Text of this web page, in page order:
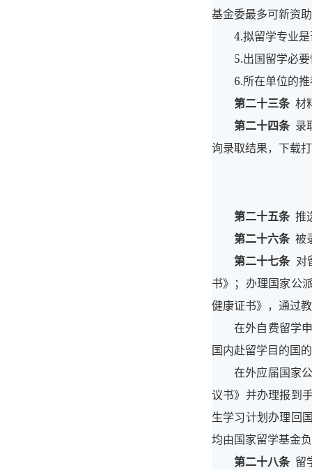
基金委最多可新资
4.拟留学专业
5.出国留学必
6.所在单位的
第二十三条材
第二十四条录
询录取结果，下载
第二十五条推
第二十六条被
第二十七条对
书》；办理国家公
健康证书》，通过
在外自费留学
国内赴留学目的国
在外应届国家
议书》并办理报到
生学习计划办理回
均由国家留学基金
第二十八条留